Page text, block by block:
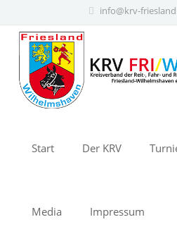
info@krv-
Start Der KRV
Media Impressum